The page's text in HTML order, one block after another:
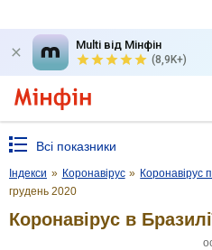
Multi від Мінфін
(8,9K+)
Всі показники
Індекси » Коронавірус » Коронавірус
грудень 2020
Коронавірус в